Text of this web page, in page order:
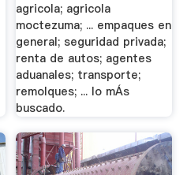
agricola; agricola
moctezuma; ... empaques en
general; seguridad privada;
renta de autos; agentes
aduanales; transporte;
remolques; ... lo mÁs
buscado.